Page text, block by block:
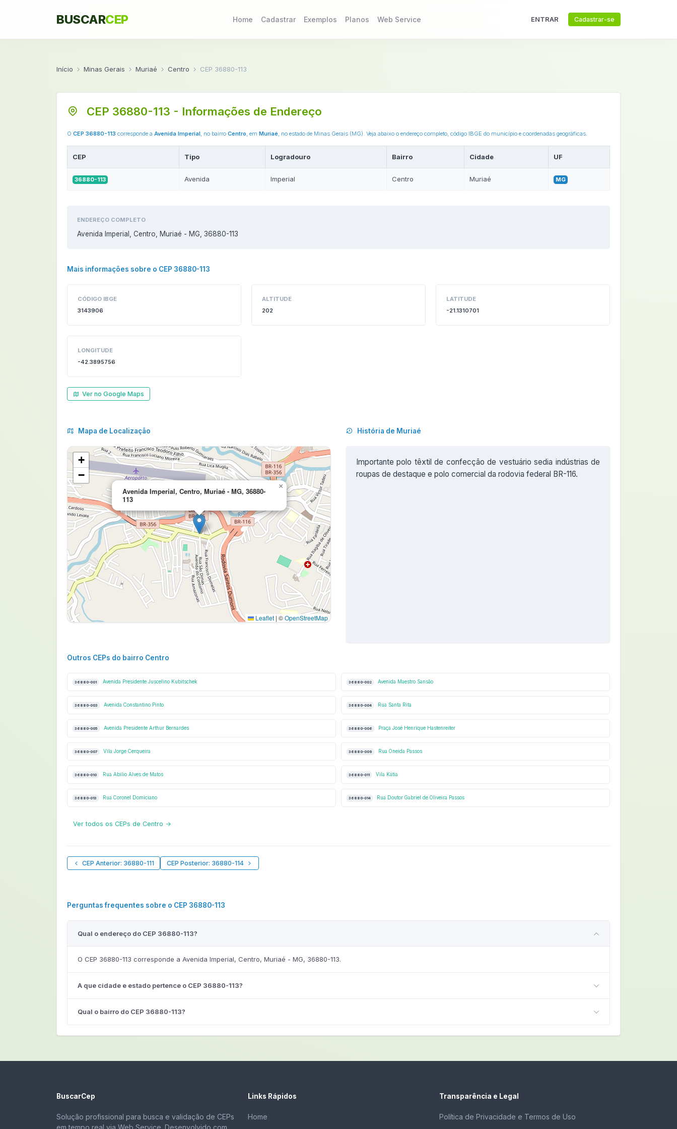
BUSCARCEP Home Cadastrar Exemplos Planos Web Service ENTRAR Cadastrar-se
Início Minas Gerais Muriaé Centro CEP 36880-113
CEP 36880-113 - Informações de Endereço
O CEP 36880-113 corresponde a Avenida Imperial, no bairro Centro, em Muriaé, no estado de Minas Gerais (MG). Veja abaixo o endereço completo, código IBGE do município e coordenadas geográficas.
CEP Tipo Logradouro Bairro Cidade UF
36880-113 Avenida Imperial Centro Muriaé MG
ENDEREÇO COMPLETO
Avenida Imperial, Centro, Muriaé - MG, 36880-113
Mais informações sobre o CEP 36880-113
CÓDIGO IBGE
3143906
ALTITUDE
202
LATITUDE
-21.1310701
LONGITUDE
-42.3895756
Ver no Google Maps
Mapa de Localização
Avenida Imperial, Centro, Muriaé - MG, 36880-
113
×
+
−
Leaflet | ©OpenStreetMap
História de Muriaé
Importante polo têxtil de confecção de vestuário sedia indústrias de
roupas de destaque e polo comercial da rodovia federal BR-116.
Outros CEPs do bairro Centro
36880-001 Avenida Presidente Juscelino Kubitschek 36880-002 Avenida Maestro Sansão
36880-003 Avenida Constantino Pinto 36880-004 Rua Santa Rita
36880-005 Avenida Presidente Arthur Bernardes 36880-006 Praça José Henrique Hastenreiter
36880-007 Vila Jorge Cerqueira 36880-009 Rua Oneida Passos
36880-010 Rua Abilio Alves de Matos 36880-011 Vila Kátia
36880-013 Rua Coronel Domiciano 36880-014 Rua Doutor Gabriel de Oliveira Passos
Ver todos os CEPs de Centro →
CEP Anterior: 36880-111 CEP Posterior: 36880-114
Perguntas frequentes sobre o CEP 36880-113
Qual o endereço do CEP 36880-113?
O CEP 36880-113 corresponde a Avenida Imperial, Centro, Muriaé - MG, 36880-113.
A que cidade e estado pertence o CEP 36880-113?
Qual o bairro do CEP 36880-113?
BuscarCep
Solução profissional para busca e validação de CEPs
em tempo real via Web Service. Desenvolvido com
Links Rápidos
Home
Transparência e Legal
Política de Privacidade e Termos de Uso